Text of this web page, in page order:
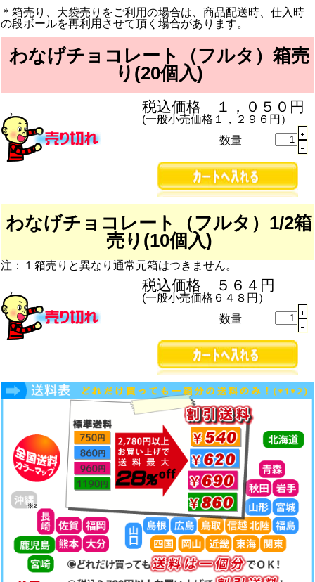
＊箱売り、大袋売りをご利用の場合は、商品配送時、仕入時
の段ボールを再利用させて頂く場合があります。
わなげチョコレート（フルタ）箱売
り(20個入)
税込価格 １，０５０円
(一般小売価格１，２９６円）
数量
わなげチョコレート（フルタ）1/2箱
売り(10個入)
注：１箱売りと異なり通常元箱はつきません。
税込価格 ５６４円
(一般小売価格６４８円）
数量